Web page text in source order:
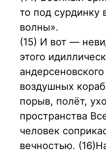
то под сурдинку
волны».
(15) И вот —
этого
воздушных
порыв, полёт,
пространства
человек
вечностью.